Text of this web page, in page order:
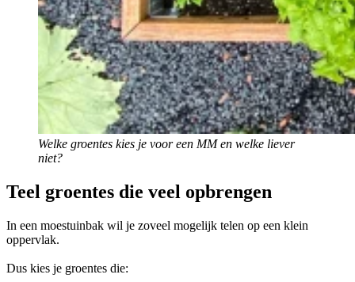
Welke groentes kies je voor een MM en welke liever
niet?
Teel groentes die veel opbrengen
In een moestuinbak wil je zoveel mogelijk telen op een klein
oppervlak.
Dus kies je groentes die: